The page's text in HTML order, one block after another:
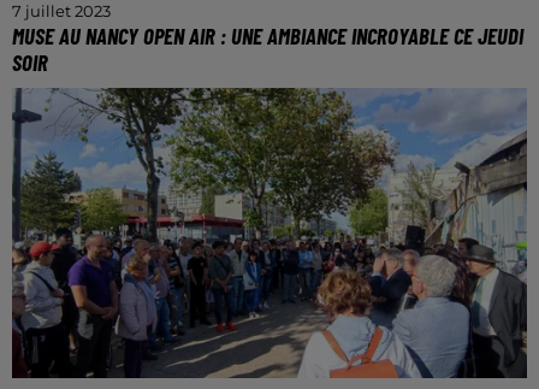
7 juillet 2023
MUSE AU NANCY OPEN AIR : UNE AMBIANCE INCROYABLE CE JEUDI
SOIR
Un moment qui restera pendant longtemps dans la
mémoire du public.